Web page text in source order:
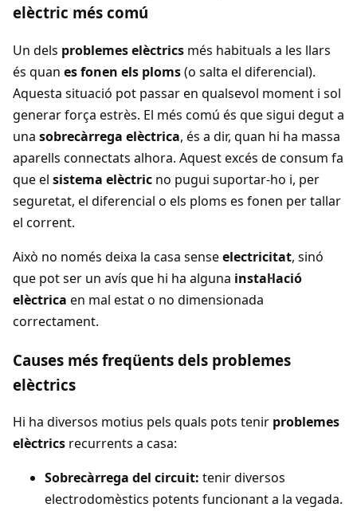
elèctric més comú
Un dels problemes elèctrics més habituals a les llars
és quan es fonen els ploms(o salta el diferencial).
Aquesta situació pot passar en qualsevol moment i sol
generar força estrès. El més comú és que sigui degut a
una sobrecàrrega elèctrica, és a dir, quan hi ha massa
aparells connectats alhora. Aquest excés de consum fa
que el sistema elèctric no pugui suportar-ho i, per
seguretat, el diferencial o els ploms es fonen per tallar
el corrent.
Això no només deixa la casa senseelectricitat, sinó
que pot ser un avís que hi ha alguna instal·lació
elèctrica en mal estat o no dimensionada
correctament.
Causes més freqüents dels problemes
elèctrics
Hi ha diversos motius pels quals pots tenir problemes
elèctrics recurrents a casa:
Sobrecàrrega del circuit: tenir diversos
electrodomèstics potents funcionant a la vegada.